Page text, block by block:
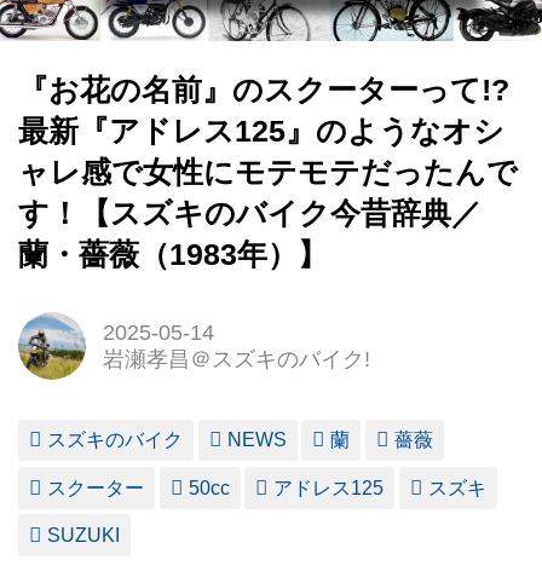
『お花の名前』のスクーターって!?
最新『アドレス125』のようなオシ
ャレ感で女性にモテモテだったんで
す！【スズキのバイク今昔辞典／
蘭・薔薇（1983年）】
2025-05-14
岩瀬孝昌＠スズキのバイク!
スズキのバイク NEWS 蘭 薔薇
スクーター 50cc アドレス125 スズキ
SUZUKI